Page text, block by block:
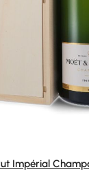
Impérial